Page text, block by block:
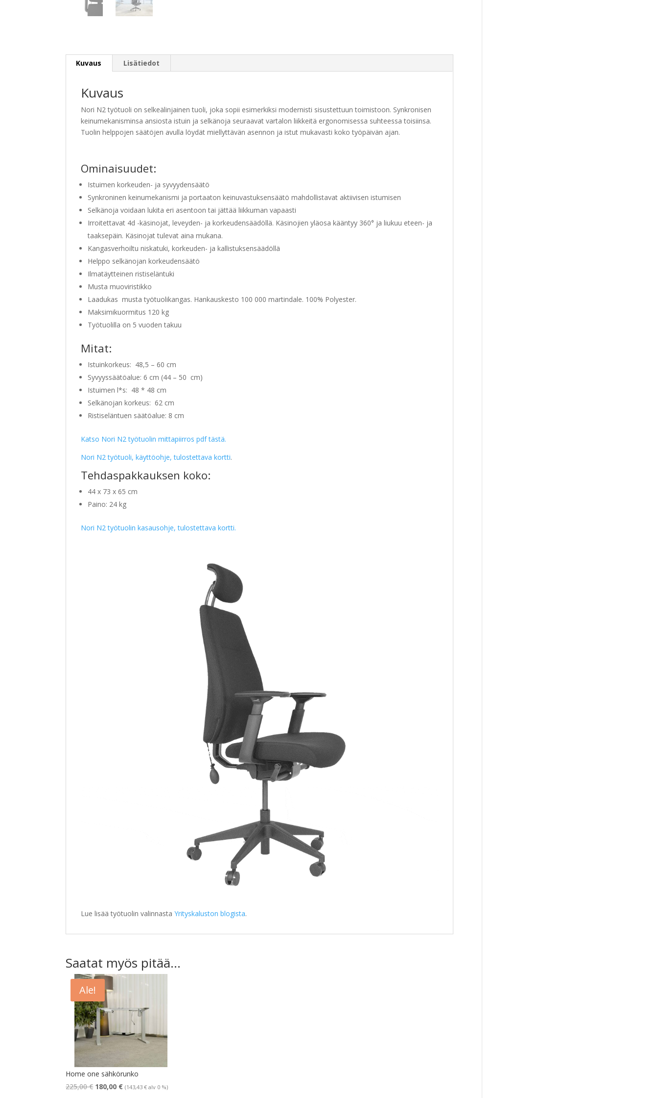
Kuvaus Lisätiedot
Kuvaus
Nori N2 työtuoli on selkeälinjainen tuoli, joka sopii esimerkiksi modernisti sisustettuun toimistoon. Synkronisen
keinumekanisminsa ansiosta istuin ja selkänoja seuraavat vartalon liikkeitä ergonomisessa suhteessa toisiinsa.
Tuolin helppojen säätöjen avulla löydät miellyttävän asennon ja istut mukavasti koko työpäivän ajan.
Ominaisuudet:
Istuimen korkeuden- ja syvyydensäätö
Synkroninen keinumekanismi ja portaaton keinuvastuksensäätö mahdollistavat aktiivisen istumisen
Selkänoja voidaan lukita eri asentoon tai jättää liikkuman vapaasti
Irroitettavat 4d -käsinojat, leveyden- ja korkeudensäädöllä. Käsinojien yläosa kääntyy 360° ja liukuu eteen- ja
taaksepäin. Käsinojat tulevat aina mukana.
Kangasverhoiltu niskatuki, korkeuden- ja kallistuksensäädöllä
Helppo selkänojan korkeudensäätö
Ilmatäytteinen ristiseläntuki
Musta muoviristikko
Laadukas musta työtuolikangas. Hankauskesto 100 000 martindale. 100% Polyester.
Maksimikuormitus 120 kg
Työtuolilla on 5 vuoden takuu
Mitat:
Istuinkorkeus: 48,5 – 60 cm
Syvyyssäätöalue: 6 cm (44 – 50 cm)
Istuimen l*s: 48 * 48 cm
Selkänojan korkeus: 62 cm
Ristiseläntuen säätöalue: 8 cm
Katso Nori N2 työtuolin mittapiirros pdf tästä.
Nori N2 työtuoli, käyttöohje, tulostettava kortti.
Tehdaspakkauksen koko:
44 x 73 x 65 cm
Paino: 24 kg
Nori N2 työtuolin kasausohje, tulostettava kortti.
Lue lisää työtuolin valinnastaYrityskaluston blogista.
Saatat myös pitää...
Ale!
Home one sähkörunko
225,00€ Alkuperäinen
180,00 €Nykyinen
(143,43€ alv 0 %)